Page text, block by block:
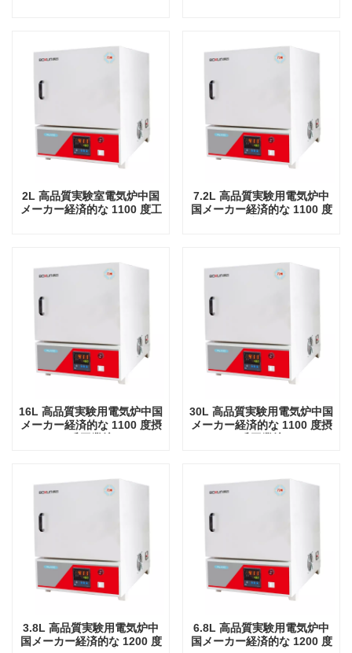
2L 高品質実験室電気炉中国
メーカー経済的な 1100 度工
7.2L 高品質実験用電気炉中
国メーカー経済的な 1100 度
16L 高品質実験用電気炉中国
メーカー経済的な 1100 度摂
30L 高品質実験用電気炉中国
メーカー経済的な 1100 度摂
3.8L 高品質実験用電気炉中
国メーカー経済的な 1200 度
6.8L 高品質実験用電気炉中
国メーカー経済的な 1200 度